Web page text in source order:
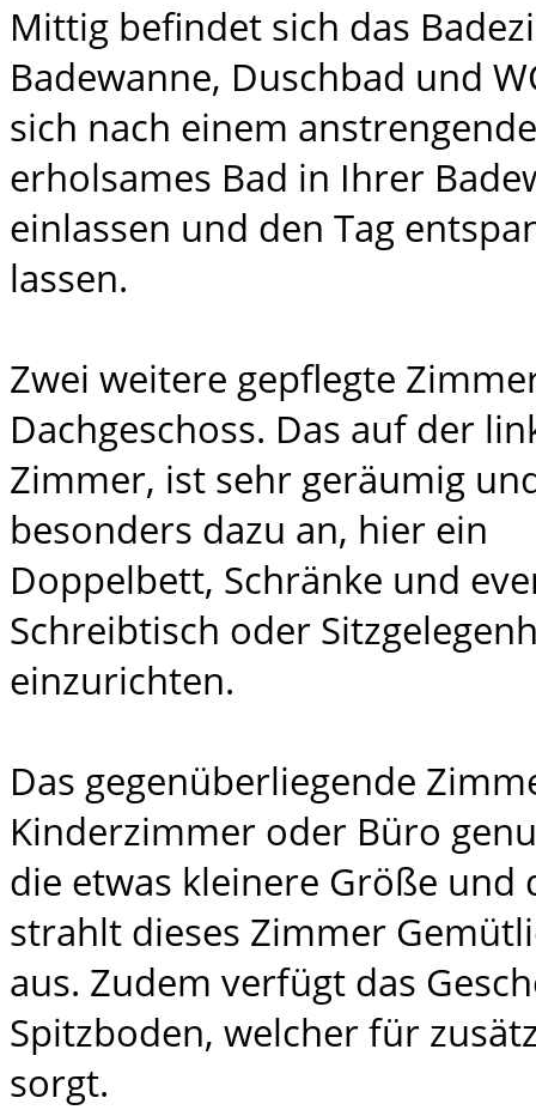
Mittig befindet sich das
Badewanne, Duschbad und
sich nach einem
erholsames Bad in Ihrer
einlassen und den Tag
lassen.
Zwei weitere gepflegte
Dachgeschoss. Das auf der
Zimmer, ist sehr geräumig
besonders dazu an, hier ein
Doppelbett, Schränke und
Schreibtisch oder
einzurichten.
Das gegenüberliegende
Kinderzimmer oder Büro
die etwas kleinere Größe und
strahlt dieses Zimmer
aus. Zudem verfügt das
Spitzboden, welcher für
sorgt.